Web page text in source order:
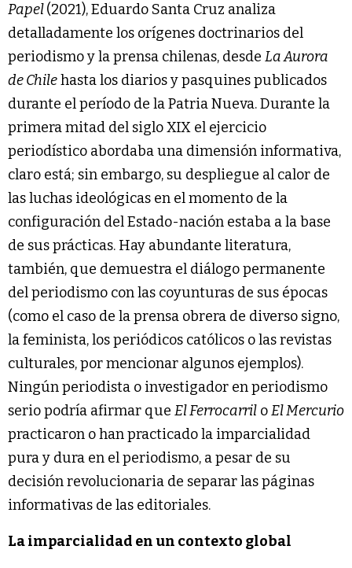
Papel(2021), Eduardo Santa Cruz analiza
detalladamente los orígenes doctrinarios del
periodismo y la prensa chilenas, desde La Aurora
de Chilehasta los diarios y pasquines publicados
durante el período de la Patria Nueva. Durante la
primera mitad del siglo XIX el ejercicio
periodístico abordaba una dimensión informativa,
claro está; sin embargo, su despliegue al calor de
las luchas ideológicas en el momento de la
configuración del Estado-nación estaba a la base
de sus prácticas. Hay abundante literatura,
también, que demuestra el diálogo permanente
del periodismo con las coyunturas de sus épocas
(como el caso de la prensa obrera de diverso signo,
la feminista, los periódicos católicos o las revistas
culturales, por mencionar algunos ejemplos).
Ningún periodista o investigador en periodismo
serio podría afirmar que El Ferrocarril oEl Mercurio
practicaron o han practicado la imparcialidad
pura y dura en el periodismo, a pesar de su
decisión revolucionaria de separar las páginas
informativas de las editoriales.
La imparcialidad en un contexto global